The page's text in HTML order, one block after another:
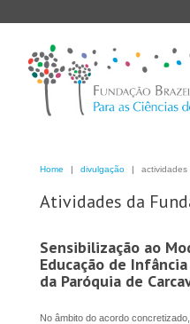
Home divulgação actividades
Atividades da
Sensibilização ao
Educação de
da Paróquia de
No âmbito do acordo